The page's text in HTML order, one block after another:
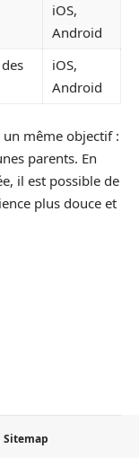
iOS,
Android
iOS,
Android
même objectif :
parents. En
il est possible de
plus douce et
Sitemap